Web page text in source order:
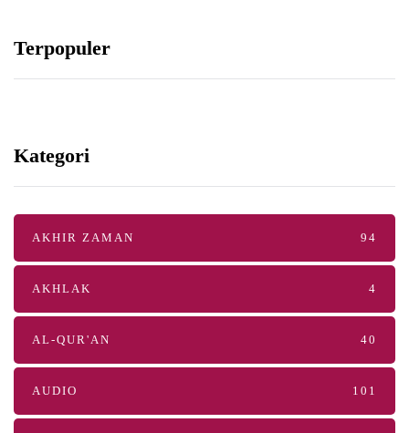
Terpopuler
Kategori
AKHIR ZAMAN 94
AKHLAK 4
AL-QUR'AN 40
AUDIO 101